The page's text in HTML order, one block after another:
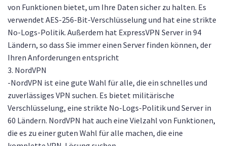
von Funktionen bietet, um Ihre Daten sicher zu halten. Es
verwendet AES-256-Bit-Verschlüsselung und hat eine strikte
No-Logs-Politik. Außerdem hat ExpressVPN Server in 94
Ländern, so dass Sie immer einen Server finden können, der
Ihren Anforderungen entspricht
3. NordVPN
-NordVPN ist eine gute Wahl für alle, die ein schnelles und
zuverlässiges VPN suchen. Es bietet militärische
Verschlüsselung, eine strikte No-Logs-Politik und Server in
60 Ländern. NordVPN hat auch eine Vielzahl von Funktionen,
die es zu einer guten Wahl für alle machen, die eine